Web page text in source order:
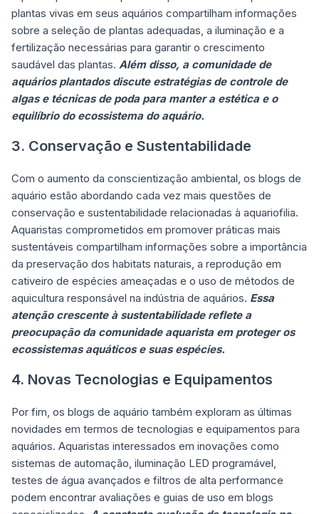
plantas vivas em seus aquários compartilham informações
sobre a seleção de plantas adequadas, a iluminação e a
fertilização necessárias para garantir o crescimento
saudável das plantas. Além disso, a comunidade de
aquários plantados discute estratégias de controle de
algas e técnicas de poda para manter a estética e o
equilíbrio do ecossistema do aquário.
3. Conservação e Sustentabilidade
Com o aumento da conscientização ambiental, os blogs de
aquário estão abordando cada vez mais questões de
conservação e sustentabilidade relacionadas à aquariofilia.
Aquaristas comprometidos em promover práticas mais
sustentáveis compartilham informações sobre a importância
da preservação dos habitats naturais, a reprodução em
cativeiro de espécies ameaçadas e o uso de métodos de
aquicultura responsável na indústria de aquários. Essa
atenção crescente à sustentabilidade reflete a
preocupação da comunidade aquarista em proteger os
ecossistemas aquáticos e suas espécies.
4. Novas Tecnologias e Equipamentos
Por fim, os blogs de aquário também exploram as últimas
novidades em termos de tecnologias e equipamentos para
aquários. Aquaristas interessados em inovações como
sistemas de automação, iluminação LED programável,
testes de água avançados e filtros de alta performance
podem encontrar avaliações e guias de uso em blogs